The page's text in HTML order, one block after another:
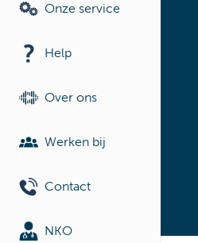
Onze service
Help
Over ons
Werken bij
Contact
NKO